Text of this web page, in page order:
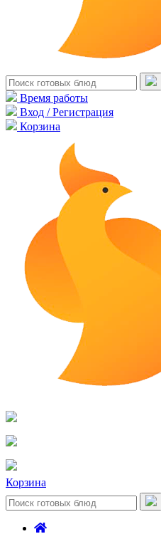
Время работы
Вход / Регистрация
Корзина
Корзина